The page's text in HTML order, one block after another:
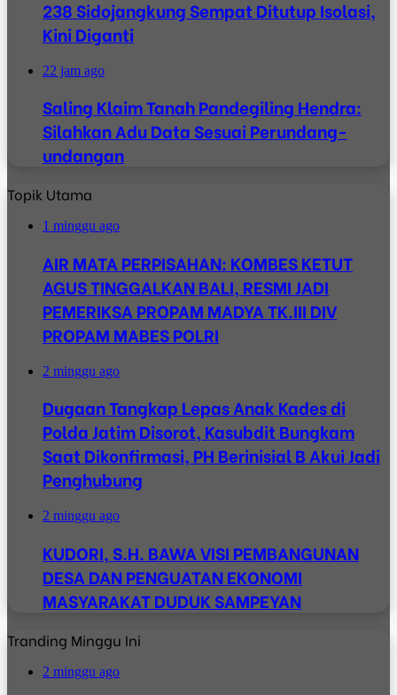
238 Sidojangkung Sempat Ditutup Isolasi,
Kini Diganti
22 jam ago
Saling Klaim Tanah Pandegiling Hendra:
Silahkan Adu Data Sesuai Perundang-
undangan
Topik Utama
1 minggu ago
AIR MATA PERPISAHAN: KOMBES KETUT
AGUS TINGGALKAN BALI, RESMI JADI
PEMERIKSA PROPAM MADYA TK.III DIV
PROPAM MABES POLRI
2 minggu ago
Dugaan Tangkap Lepas Anak Kades di
Polda Jatim Disorot, Kasubdit Bungkam
Saat Dikonfirmasi, PH Berinisial B Akui Jadi
Penghubung
2 minggu ago
KUDORI, S.H. BAWA VISI PEMBANGUNAN
DESA DAN PENGUATAN EKONOMI
MASYARAKAT DUDUK SAMPEYAN
Tranding Minggu Ini
2 minggu ago